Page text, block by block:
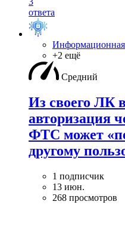
ответа
Информационная
+2 ещё
Средний
Из своего ЛК
авторизация
ФТС может
другому
1 подписчик
13 июн.
268 просмотров